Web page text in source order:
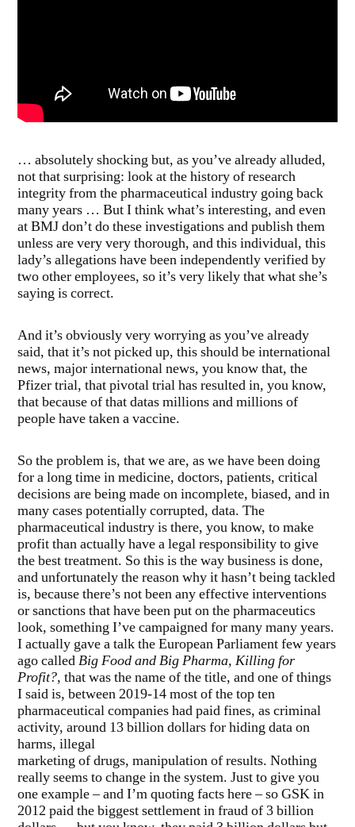
… absolutely shocking but, as you’ve already alluded,
not that surprising: look at the history of research
integrity from the pharmaceutical industry going back
many years … But I think what’s interesting, and even
at BMJ don’t do these investigations and publish them
unless are very very thorough, and this individual, this
lady’s allegations have been independently verified by
two other employees, so it’s very likely that what she’s
saying is correct.
And it’s obviously very worrying as you’ve already
said, that it’s not picked up, this should be international
news, major international news, you know that, the
Pfizer trial, that pivotal trial has resulted in, you know,
that because of that datas millions and millions of
people have taken a vaccine.
So the problem is, that we are, as we have been doing
for a long time in medicine, doctors, patients, critical
decisions are being made on incomplete, biased, and in
many cases potentially corrupted, data. The
pharmaceutical industry is there, you know, to make
profit than actually have a legal responsibility to give
the best treatment. So this is the way business is done,
and unfortunately the reason why it hasn’t being tackled
is, because there’s not been any effective interventions
or sanctions that have been put on the pharmaceutics
look, something I’ve campaigned for many many years.
I actually gave a talk the European Parliament few years
ago calledBig Food and Big Pharma, Killing for
Profit?, that was the name of the title, and one of things
I said is, between 2019-14 most of the top ten
pharmaceutical companies had paid fines, as criminal
activity, around 13 billion dollars for hiding data on
harms, illegal
marketing of drugs, manipulation of results. Nothing
really seems to change in the system. Just to give you
one example – and I’m quoting facts here – so GSK in
2012 paid the biggest settlement in fraud of 3 billion